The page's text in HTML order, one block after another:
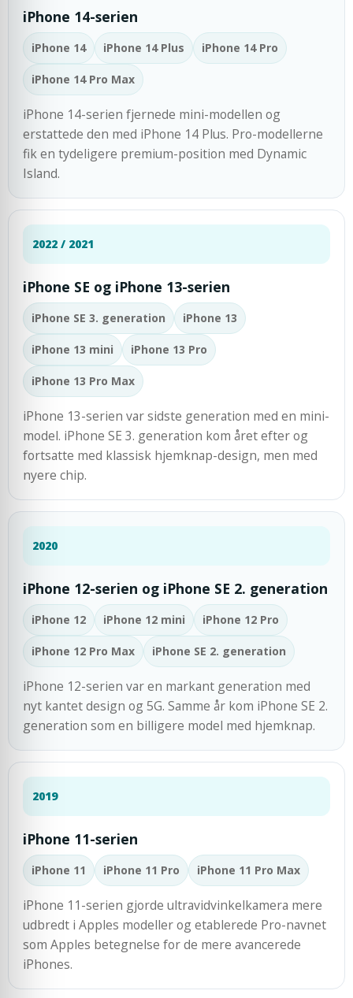
iPhone 14-serien
iPhone 14 iPhone 14 Plus iPhone 14 Pro
iPhone 14 Pro Max
iPhone 14-serien fjernede mini-modellen og
erstattede den med iPhone 14 Plus. Pro-modellerne
fik en tydeligere premium-position med Dynamic
Island.
2022 / 2021
iPhone SE og iPhone 13-serien
iPhone SE 3. generation iPhone 13
iPhone 13 mini iPhone 13 Pro
iPhone 13 Pro Max
iPhone 13-serien var sidste generation med en mini-
model. iPhone SE 3. generation kom året efter og
fortsatte med klassisk hjemknap-design, men med
nyere chip.
2020
iPhone 12-serien og iPhone SE 2. generation
iPhone 12 iPhone 12 mini iPhone 12 Pro
iPhone 12 Pro Max iPhone SE 2. generation
iPhone 12-serien var en markant generation med
nyt kantet design og 5G. Samme år kom iPhone SE 2.
generation som en billigere model med hjemknap.
2019
iPhone 11-serien
iPhone 11 iPhone 11 Pro iPhone 11 Pro Max
iPhone 11-serien gjorde ultravidvinkelkamera mere
udbredt i Apples modeller og etablerede Pro-navnet
som Apples betegnelse for de mere avancerede
iPhones.